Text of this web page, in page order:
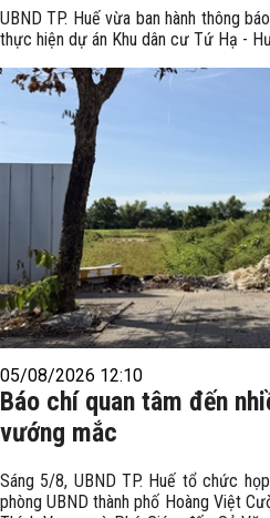
UBND TP. Huế vừa ban hành thông
thực hiện dự án Khu dân cư Tứ Hạ -
05/08/2026 12:10
Báo chí quan tâm đến
vướng mắc
Sáng 5/8, UBND TP. Huế tổ chức
phòng UBND thành phố Hoàng Việt